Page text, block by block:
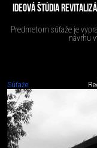
IDEOVÁ ŠTÚDIA
Predmetom súťaže je
návrhu
Súťaže